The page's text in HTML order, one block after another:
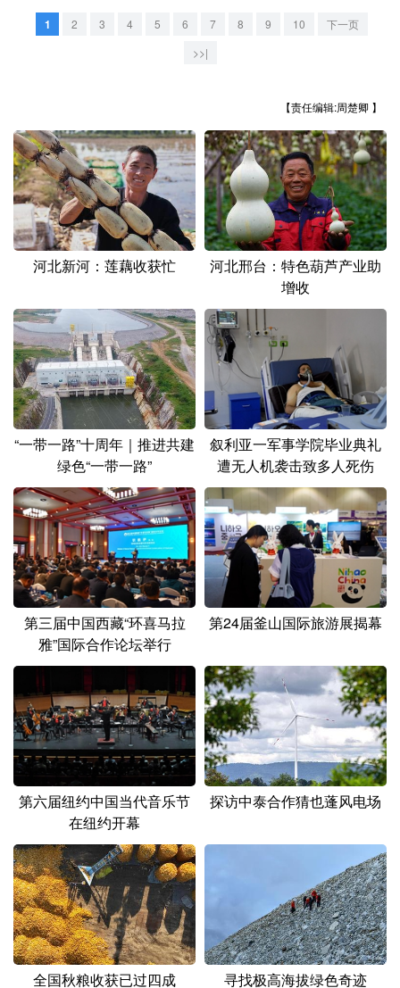
多语种频道
Deutsch Português
1 2 3 4 5 6 7 8 9 10
下一页
>>|
【责任编辑:周楚卿 】
河北新河：莲藕收获忙
河北邢台：特色葫芦产业助
增收
“一带一路”十周年｜推进共建
绿色“一带一路”
叙利亚一军事学院毕业典礼
遭无人机袭击致多人死伤
第三届中国西藏“环喜马拉
雅”国际合作论坛举行
第24届釜山国际旅游展揭幕
第六届纽约中国当代音乐节
在纽约开幕
探访中泰合作猜也蓬风电场
全国秋粮收获已过四成 寻找极高海拔绿色奇迹